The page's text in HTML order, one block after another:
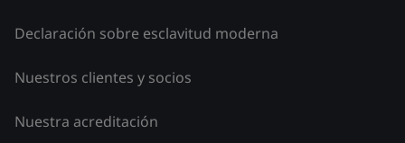
Declaración sobre esclavitud moderna
Nuestros clientes y socios
Nuestra acreditación